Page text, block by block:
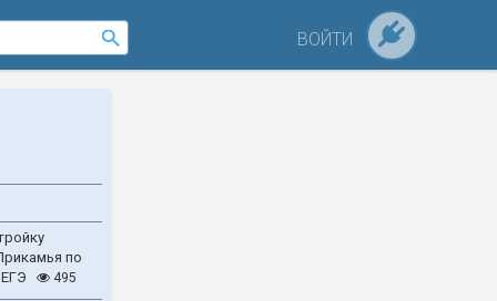
ВОЙТИ
по
495